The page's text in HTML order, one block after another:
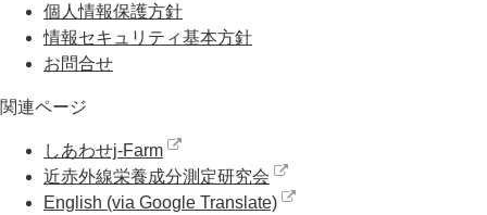
個人情報保護方針
情報セキュリティ基本方針
お問合せ
関連ページ
しあわせj-Farm
近赤外線栄養成分測定研究会
English (via Google Translate)